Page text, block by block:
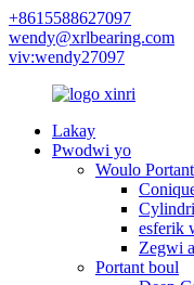
+8615588627097
wendy@xrlbearing.com
viv:wendy27097
Lakay
Pwodwi yo
Woulo Portant
esferik
Zegwi
Portant boul